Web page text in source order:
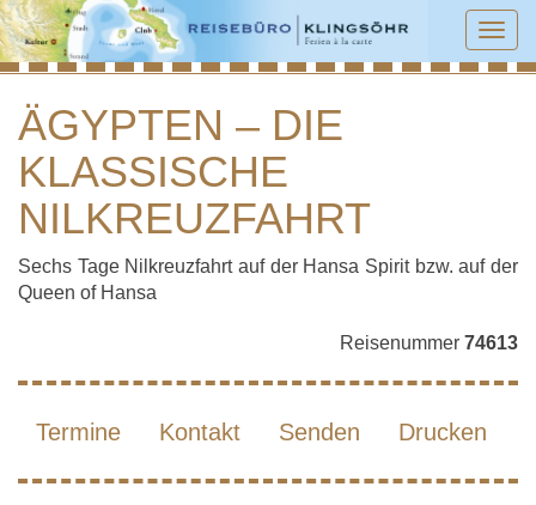
ÄGYPTEN – DIE KLASSISCHE
NILKREUZFAHRT
ÄGYPTEN – DIE
KLASSISCHE
NILKREUZFAHRT
Sechs Tage Nilkreuzfahrt auf der Hansa Spirit bzw. auf der
Queen of Hansa
Reisenummer 74613
Termine Kontakt Senden Drucken